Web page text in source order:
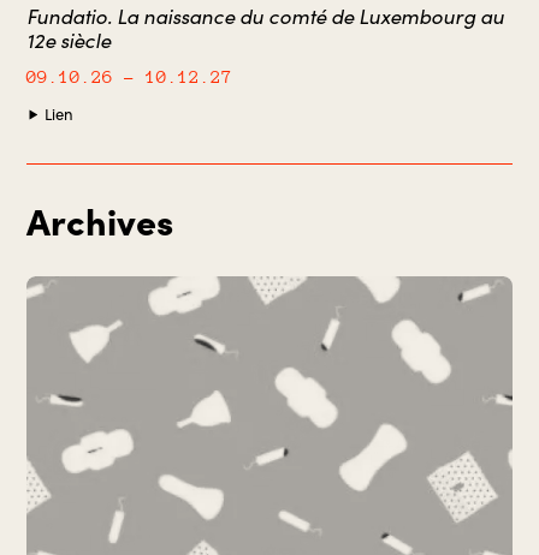
Fundatio. La naissance du comté de Luxembourg au
12e siècle
09.10.26 – 10.12.27
Lien
Archives